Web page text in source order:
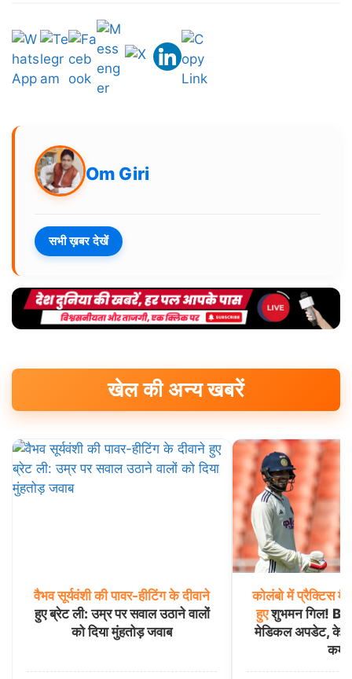
Om Giri
सभी ख़बर देखें
खेल की अन्य खबरें
वैभव सूर्यवंशी की पावर-हीटिंग के दीवाने
हुए ब्रेट ली: उम्र पर सवाल उठाने वालों
को दिया मुंहतोड़ जवाब
कोलंबो में प्रैक्टिस
हुएशुभमन गिल!
मेडिकल अपडेट,